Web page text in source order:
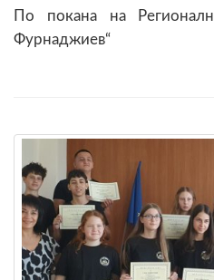
По покана на
Фурнаджиев“